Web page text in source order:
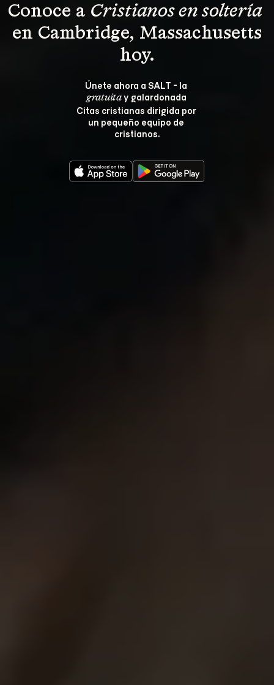
Conoce a Cristianos en soltería
en Cambridge, Massachusetts
hoy.
Únete ahora a SALT - la
gratuita y galardonada
Citas cristianas dirigida por
un pequeño equipo de
cristianos.